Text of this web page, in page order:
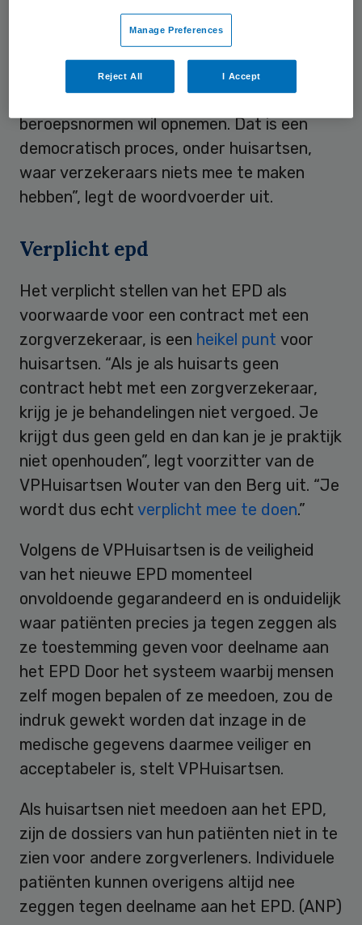
opdoen met het nieuwe systeem. Is het
veilig? Werkt het? Daarna, en dan spreken
we over jaren later, gaan we kijken of de
beroepsgroep het gebruik van het EPD in de
beroepsnormen wil opnemen. Dat is een
democratisch proces, onder huisartsen,
waar verzekeraars niets mee te maken
hebben”, legt de woordvoerder uit.
Verplicht epd
Het verplicht stellen van het EPD als
voorwaarde voor een contract met een
zorgverzekeraar, is een heikel punt voor
huisartsen. “Als je als huisarts geen
contract hebt met een zorgverzekeraar,
krijg je je behandelingen niet vergoed. Je
krijgt dus geen geld en dan kan je je praktijk
niet openhouden”, legt voorzitter van de
VPHuisartsen Wouter van den Berg uit. “Je
wordt dus echt verplicht mee te doen.”
Volgens de VPHuisartsen is de veiligheid
van het nieuwe EPD momenteel
onvoldoende gegarandeerd en is onduidelijk
waar patiënten precies ja tegen zeggen als
ze toestemming geven voor deelname aan
het EPD Door het systeem waarbij mensen
zelf mogen bepalen of ze meedoen, zou de
indruk gewekt worden dat inzage in de
medische gegevens daarmee veiliger en
acceptabeler is, stelt VPHuisartsen.
Als huisartsen niet meedoen aan het EPD,
zijn de dossiers van hun patiënten niet in te
zien voor andere zorgverleners. Individuele
patiënten kunnen overigens altijd nee
zeggen tegen deelname aan het EPD. (ANP)
Manage Preferences
Reject All I Accept